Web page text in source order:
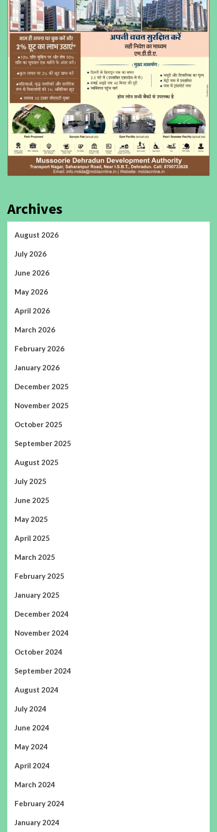
Archives
August 2026
July 2026
June 2026
May 2026
April 2026
March 2026
February 2026
January 2026
December 2025
November 2025
October 2025
September 2025
August 2025
July 2025
June 2025
May 2025
April 2025
March 2025
February 2025
January 2025
December 2024
November 2024
October 2024
September 2024
August 2024
July 2024
June 2024
May 2024
April 2024
March 2024
February 2024
January 2024